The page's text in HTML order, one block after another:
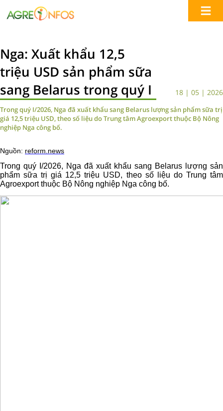
Nga: Xuất khẩu 12,5
triệu USD sản phẩm sữa
sang Belarus trong quý I
18 | 05 | 2026
Trong quý I/2026, Nga đã xuất khẩu sang Belarus lượng sản phẩm sữa trị
giá 12,5 triệu USD, theo số liệu do Trung tâm Agroexport thuộc Bộ Nông
nghiệp Nga công bố.
Nguồn: reform.news
Trong quý I/2026, Nga đã xuất khẩu sang Belarus lượng sản
phẩm sữa trị giá 12,5 triệu USD, theo số liệu do Trung tâm
Agroexport thuộc Bộ Nông nghiệp Nga công bố.